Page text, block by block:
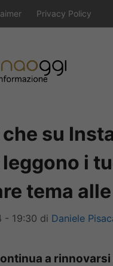
Privacy Policy
su
i
tema
- 19:30 di Daniele
a